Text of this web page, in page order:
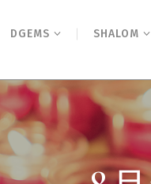
DGEMS SHALOM